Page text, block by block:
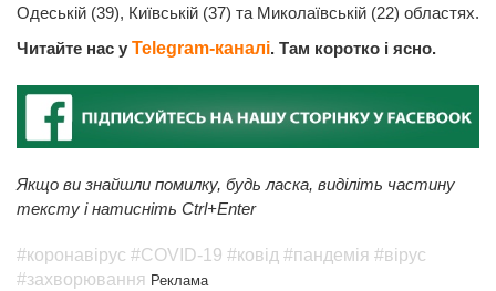
Одеській (39), Київській (37) та Миколаївській (22) областях.
Читайте нас у Telegram-каналі. Там коротко і ясно.
Якщо ви знайшли помилку, будь ласка, виділіть частину
тексту і натисніть Ctrl+Enter
#коронавірус #COVID-19 #ковід #пандемія #вірус
#захворювання Реклама